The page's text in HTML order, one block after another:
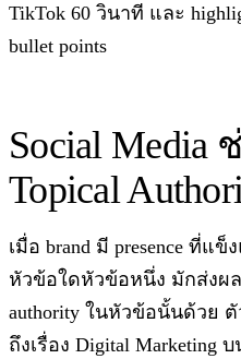
TikTok 60 วินาที และ
bullet points
Social Media
Topical
เมื่อ brand มี presence ที่แข็
หัวข้อใดหัวข้อหนึ่ง มักส่งผล
authority ในหัวข้อนั้นด้วย
ถึงเรื่อง Digital Marketing